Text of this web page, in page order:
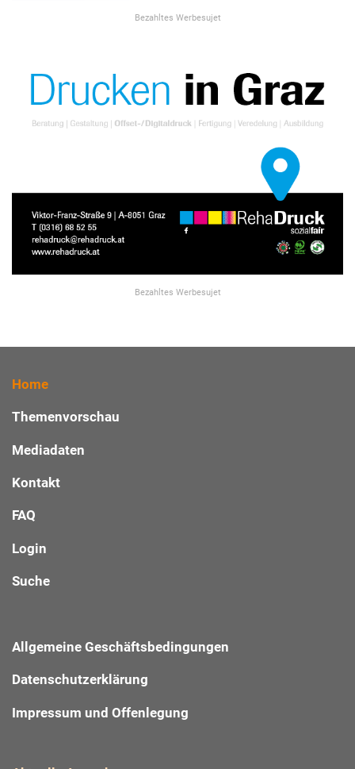
Bezahltes Werbesujet
Bezahltes Werbesujet
Home
Themenvorschau
Mediadaten
Kontakt
FAQ
Login
Suche
Allgemeine Geschäftsbedingungen
Datenschutzerklärung
Impressum und Offenlegung